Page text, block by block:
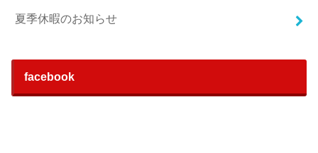
夏季休暇のお知らせ
facebook